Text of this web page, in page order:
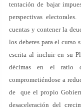
tentación de bajar
perspectivas
cuentas y contener la
los deberes para el curso
escrita al incluir en su
décimas en el ratio
comprometiéndose a
de que el propio
desaceleración del